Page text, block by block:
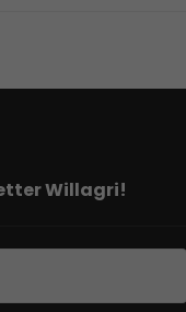
Willagri!